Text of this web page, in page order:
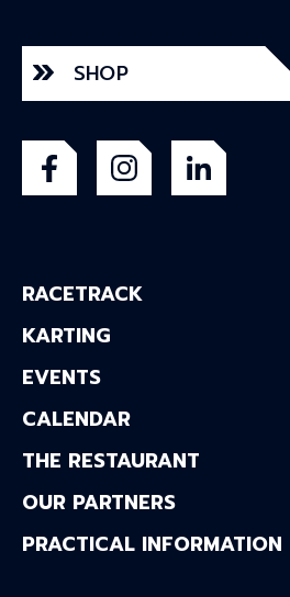
SHOP
RACETRACK
KARTING
EVENTS
CALENDAR
THE RESTAURANT
OUR PARTNERS
PRACTICAL INFORMATION